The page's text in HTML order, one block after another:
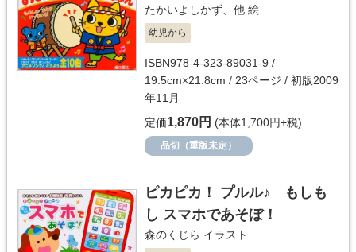
たかいよしかず 、他 絵
幼児から
ISBN978-4-323-89031-9 /
19.5cm×21.8cm / 23ページ / 初版2009
年11月
定価1,870円 (本体1,700円+税)
品切（重版未定）
ピカピカ！ プルル♪ もしも
し スマホであそぼ！
森のくじら イラスト